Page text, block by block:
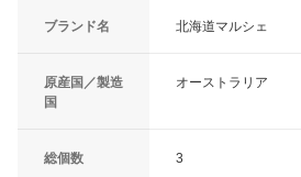
ブランド名 北海道マルシェ
原産国／製造
国
オーストラリア
総個数 3